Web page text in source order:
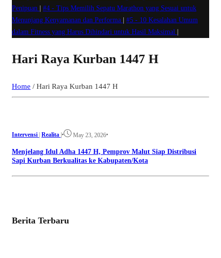
Penipuan
#4 - Tips Memilih Sepatu Marathon yang Sesuai untuk
Menunjang Kenyamanan dan Performa
#5 - 10 Kesalahan Umum
dalam Fitness yang Harus Dihindari untuk Hasil Maksimal
Hari Raya Kurban 1447 H
Home / Hari Raya Kurban 1447 H
Intervensi | Realita |• May 23, 2026•
Menjelang Idul Adha 1447 H, Pemprov Malut Siap Distribusi
Sapi Kurban Berkualitas ke Kabupaten/Kota
Berita Terbaru